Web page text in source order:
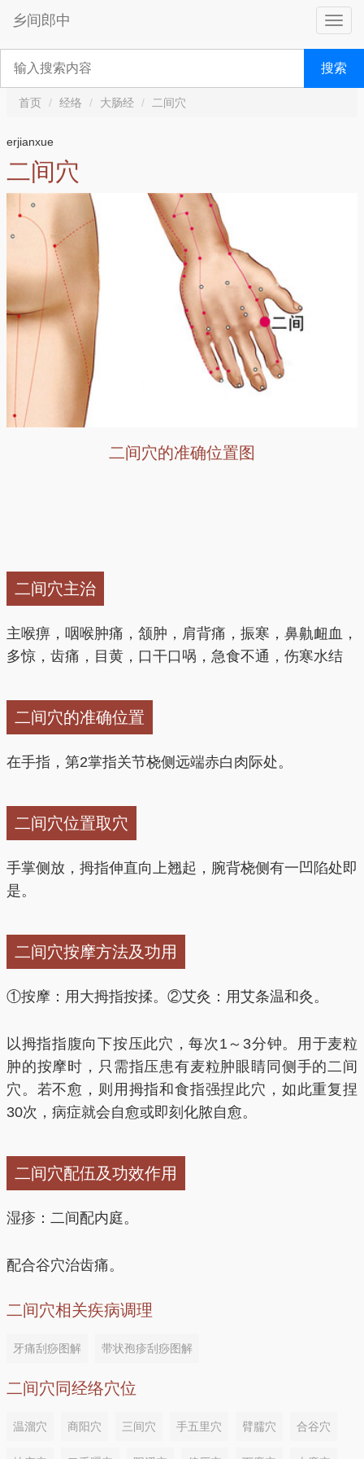
乡间郎中
搜索
首页 经络 大肠经 二间穴
erjianxue
二间穴
二间穴的准确位置图
二间穴主治
主喉痹，咽喉肿痛，颔肿，肩背痛，振寒，鼻鼽衄血，
多惊，齿痛，目黄，口干口㖞，急食不通，伤寒水结
二间穴的准确位置
在手指，第2掌指关节桡侧远端赤白肉际处。
二间穴位置取穴
手掌侧放，拇指伸直向上翘起，腕背桡侧有一凹陷处即
是。
二间穴按摩方法及功用
①按摩：用大拇指按揉。②艾灸：用艾条温和灸。
以拇指指腹向下按压此穴，每次1～3分钟。用于麦粒
肿的按摩时，只需指压患有麦粒肿眼睛同侧手的二间
穴。若不愈，则用拇指和食指强捏此穴，如此重复捏
30次，病症就会自愈或即刻化脓自愈。
二间穴配伍及功效作用
湿疹：二间配内庭。
配合谷穴治齿痛。
二间穴相关疾病调理
牙痛刮痧图解 带状孢疹刮痧图解
二间穴同经络穴位
温溜穴 商阳穴 三间穴 手五里穴 臂臑穴 合谷穴